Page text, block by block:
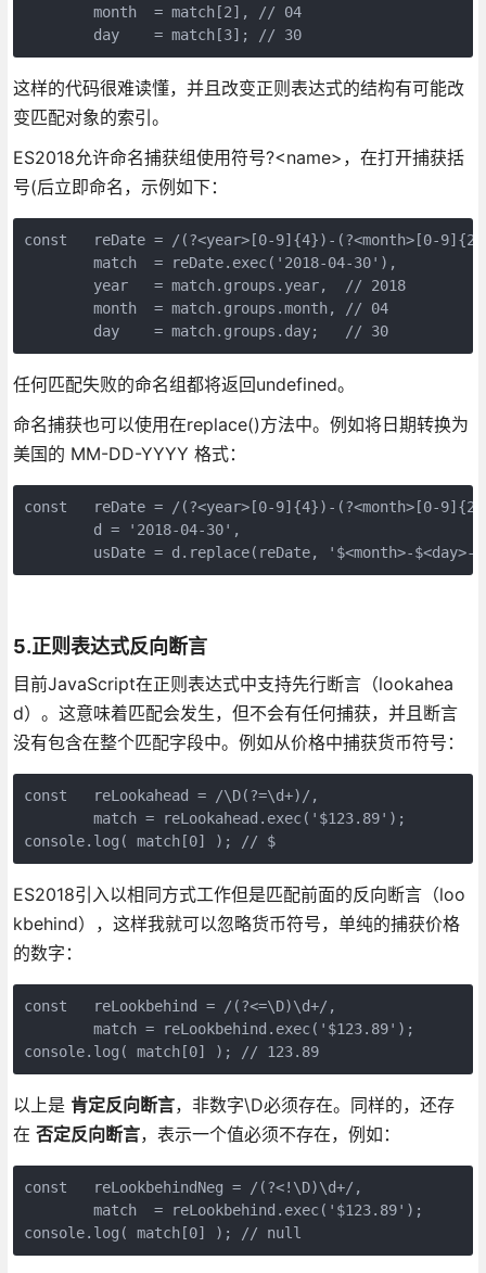
        month  = match[2], // 04
        day    = match[3]; // 30
这样的代码很难读懂，并且改变正则表达式的结构有可能改
变匹配对象的索引。
ES2018允许命名捕获组使用符号?<name>，在打开捕获括
号(后立即命名，示例如下：
const   reDate = /(?<year>[0-9]{4})-(?<month>[0-
        match  = reDate.exec('2018-04-30'),
        year   = match.groups.year,  // 2018
        month  = match.groups.month, // 04
        day    = match.groups.day;   // 30
任何匹配失败的命名组都将返回undefined。
命名捕获也可以使用在replace()方法中。例如将日期转换为
美国的 MM-DD-YYYY 格式：
const   reDate = /(?<year>[0-9]{4})-(?<month>[0-
        d = '2018-04-30',
usDate = d.replace(reDate, '$<month>-$<day>-
5.正则表达式反向断言
目前JavaScript在正则表达式中支持先行断言（lookahea
d）。这意味着匹配会发生，但不会有任何捕获，并且断言
没有包含在整个匹配字段中。例如从价格中捕获货币符号：
const   reLookahead = /\D(?=\d+)/,
        match = reLookahead.exec('$123.89');
console.log( match[0] ); // $
ES2018引入以相同方式工作但是匹配前面的反向断言（loo
kbehind），这样我就可以忽略货币符号，单纯的捕获价格
的数字：
const   reLookbehind = /(?<=\D)\d+/,
        match = reLookbehind.exec('$123.89');
console.log( match[0] ); // 123.89
以上是 肯定反向断言，非数字\D必须存在。同样的，还存
在 否定反向断言，表示一个值必须不存在，例如：
const   reLookbehindNeg = /(?<!\D)\d+/,
        match  = reLookbehind.exec('$123.89');
console.log( match[0] ); // null